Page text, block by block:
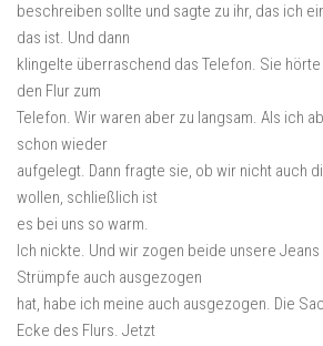
beschreiben sollte und sagte zu ihr, das ich
das ist. Und dann
klingelte überraschend das Telefon. Sie
den Flur zum
Telefon. Wir waren aber zu langsam. Als ich
schon wieder
aufgelegt. Dann fragte sie, ob wir nicht auch
wollen, schließlich ist
es bei uns so warm.
Ich nickte. Und wir zogen beide unsere Jeans
Strümpfe auch ausgezogen
hat, habe ich meine auch ausgezogen. Die
Ecke des Flurs. Jetzt